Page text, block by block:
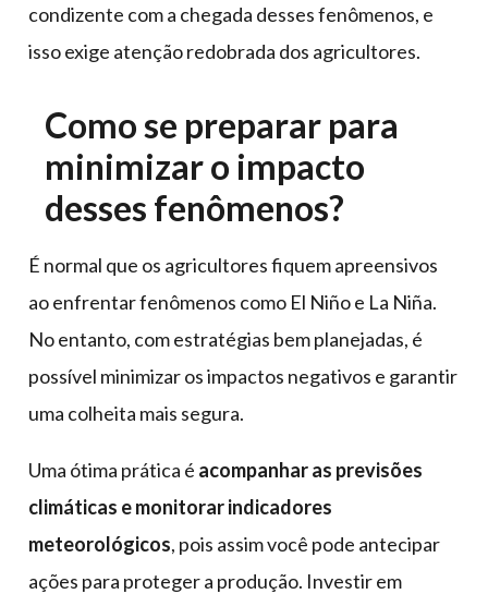
condizente com a chegada desses fenômenos, e
isso exige atenção redobrada dos agricultores.
Como se preparar para
minimizar o impacto
desses fenômenos?
É normal que os agricultores fiquem apreensivos
ao enfrentar fenômenos como El Niño e La Niña.
No entanto, com estratégias bem planejadas, é
possível minimizar os impactos negativos e garantir
uma colheita mais segura.
Uma ótima prática é acompanhar as previsões
climáticas e monitorar indicadores
meteorológicos, pois assim você pode antecipar
ações para proteger a produção. Investir em